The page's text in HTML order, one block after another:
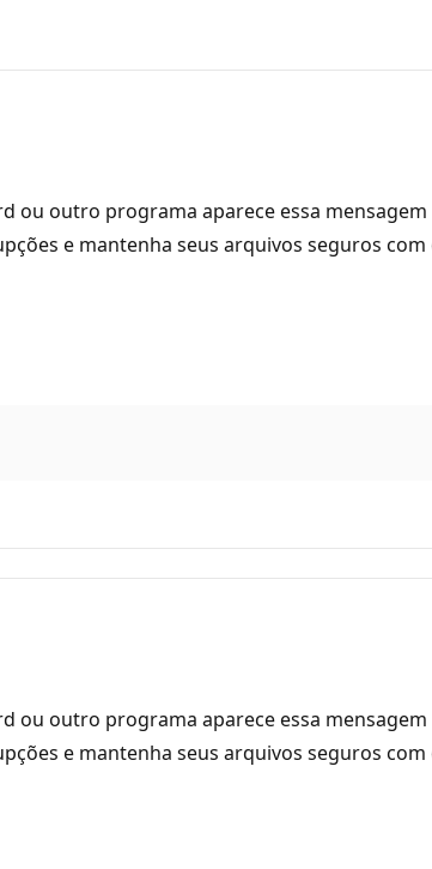
outro programa aparece essa mensagem
e mantenha seus arquivos seguros
outro programa aparece essa mensagem
e mantenha seus arquivos seguros